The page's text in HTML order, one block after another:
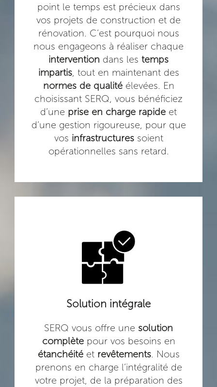
point le temps est précieux dans
vos projets de construction et de
rénovation. C’est pourquoi nous
nous engageons à réaliser chaque
intervention dans les temps
impartis, tout en maintenant des
normes de qualitéélevées. En
choisissant SERQ, vous bénéficiez
d’une prise en charge rapide et
d’une gestion rigoureuse, pour que
vos infrastructuressoient
opérationnelles sans retard.
Solution intégrale
SERQ vous offre une solution
complètepour vos besoins en
étanchéitéet revêtements. Nous
prenons en charge l’intégralité de
votre projet, de la préparation des